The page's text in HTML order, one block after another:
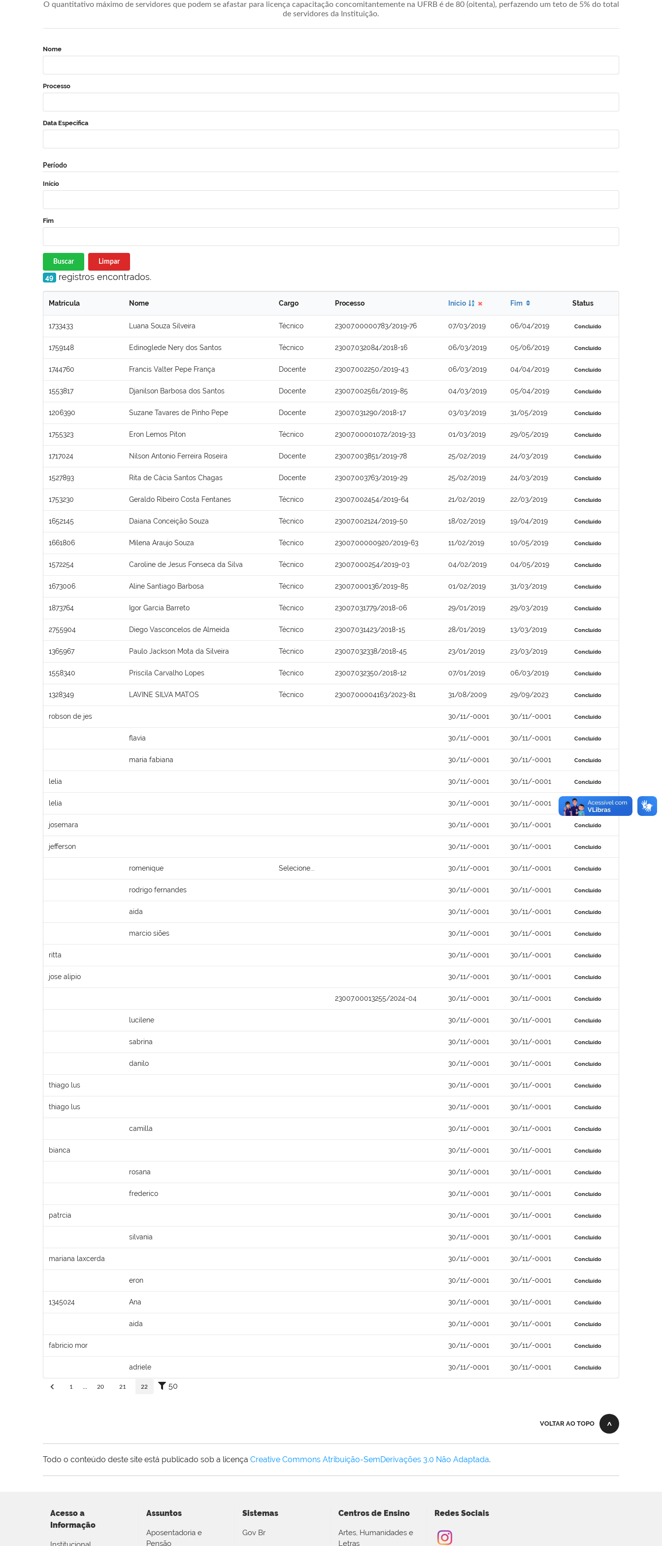
O quantitativo máximo de servidores que podem se afastar para licença capacitação concomitantemente na UFRB é de 80 (oitenta), perfazendo um teto de 5% do total
de servidores da Instituição.
Nome
Processo
Data Específica
Período
Início
Fim
Buscar Limpar
49 registros encontrados.
Matrícula Nome Cargo Processo Início Fim Status
1733433 Luana Souza Silveira Técnico 23007.00000783/2019-76 07/03/2019 06/04/2019 Concluído
1759148 Edinoglede Nery dos Santos Técnico 23007.032084/2018-16 06/03/2019 05/06/2019 Concluído
1744760 Francis Valter Pepe França Docente 23007.002250/2019-43 06/03/2019 04/04/2019 Concluído
1553817 Djanilson Barbosa dos Santos Docente 23007.002561/2019-85 04/03/2019 05/04/2019 Concluído
1206390 Suzane Tavares de Pinho Pepe Docente 23007.031290/2018-17 03/03/2019 31/05/2019 Concluído
1755323 Eron Lemos Piton Técnico 23007.00001072/2019-33 01/03/2019 29/05/2019 Concluído
1717024 Nilson Antonio Ferreira Roseira Docente 23007.003851/2019-78 25/02/2019 24/03/2019 Concluído
1527893 Rita de Cácia Santos Chagas Docente 23007.003763/2019-29 25/02/2019 24/03/2019 Concluído
1753230 Geraldo Ribeiro Costa Fentanes Técnico 23007.002454/2019-64 21/02/2019 22/03/2019 Concluído
1652145 Daiana Conceição Souza Técnico 23007.002124/2019-50 18/02/2019 19/04/2019 Concluído
1661806 Milena Araujo Souza Técnico 23007.00000920/2019-63 11/02/2019 10/05/2019 Concluído
1572254 Caroline de Jesus Fonseca da Silva Técnico 23007.000254/2019-03 04/02/2019 04/05/2019 Concluído
1673006 Aline Santiago Barbosa Técnico 23007.000136/2019-85 01/02/2019 31/03/2019 Concluído
1873764 Igor Garcia Barreto Técnico 23007.031779/2018-06 29/01/2019 29/03/2019 Concluído
2755904 Diego Vasconcelos de Almeida Técnico 23007.031423/2018-15 28/01/2019 13/03/2019 Concluído
1365967 Paulo Jackson Mota da Silveira Técnico 23007.032338/2018-45 23/01/2019 23/03/2019 Concluído
1558340 Priscila Carvalho Lopes Técnico 23007.032350/2018-12 07/01/2019 06/03/2019 Concluído
1328349 LAVINE SILVA MATOS Técnico 23007.00004163/2023-81 31/08/2009 29/09/2023 Concluído
robson de jes 30/11/-0001 30/11/-0001 Concluído
flavia 30/11/-0001 30/11/-0001 Concluído
maria fabiana 30/11/-0001 30/11/-0001 Concluído
lelia 30/11/-0001 30/11/-0001 Concluído
lelia 30/11/-0001 30/11/-0001 Concluído
josemara 30/11/-0001 30/11/-0001 Concluído
jefferson 30/11/-0001 30/11/-0001 Concluído
romenique Selecione... 30/11/-0001 30/11/-0001 Concluído
rodrigo fernandes 30/11/-0001 30/11/-0001 Concluído
aida 30/11/-0001 30/11/-0001 Concluído
marcio siões 30/11/-0001 30/11/-0001 Concluído
ritta 30/11/-0001 30/11/-0001 Concluído
jose alipio 30/11/-0001 30/11/-0001 Concluído
23007.00013255/2024-04 30/11/-0001 30/11/-0001 Concluído
lucilene 30/11/-0001 30/11/-0001 Concluído
sabrina 30/11/-0001 30/11/-0001 Concluído
danilo 30/11/-0001 30/11/-0001 Concluído
thiago lus 30/11/-0001 30/11/-0001 Concluído
thiago lus 30/11/-0001 30/11/-0001 Concluído
camilla 30/11/-0001 30/11/-0001 Concluído
bianca 30/11/-0001 30/11/-0001 Concluído
rosana 30/11/-0001 30/11/-0001 Concluído
frederico 30/11/-0001 30/11/-0001 Concluído
patrcia 30/11/-0001 30/11/-0001 Concluído
silvania 30/11/-0001 30/11/-0001 Concluído
mariana laxcerda 30/11/-0001 30/11/-0001 Concluído
eron 30/11/-0001 30/11/-0001 Concluído
1345024 Ana 30/11/-0001 30/11/-0001 Concluído
aida 30/11/-0001 30/11/-0001 Concluído
fabricio mor 30/11/-0001 30/11/-0001 Concluído
adriele 30/11/-0001 30/11/-0001 Concluído
1 20 21 22 50
VOLTAR AO TOPO
Todo o conteúdo deste site está publicado sob a licença Creative Commons Atribuição-SemDerivações 3.0 Não Adaptada.
Acesso a
Informação
Assuntos
Aposentadoria e
Pensão
Sistemas
Gov Br
Centros de Ensino
Artes, Humanidades e
Letras
Redes Sociais